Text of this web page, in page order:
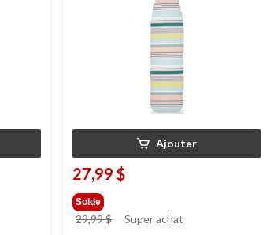
Ajouter
27,99 $
Solde
29,99 $
prix
Super achat